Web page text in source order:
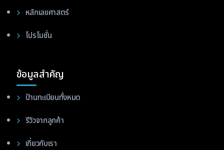
หลักเลขศาสตร์
โปรโมชั่น
ข้อมูลสำคัญ
ป้านทะเบียนทั้งหมด
รีวิวจากลูกค้า
เกี่ยวกับเรา